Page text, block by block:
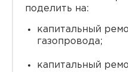
поделить на:
капитальный
газопровода;
капитальный